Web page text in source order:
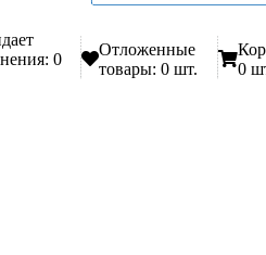
0
Отложенные
товары: 0 шт.
0